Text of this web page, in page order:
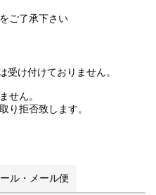
ご了承下さい
受け付けておりません。
せん。
り拒否致します。
ル・メール便